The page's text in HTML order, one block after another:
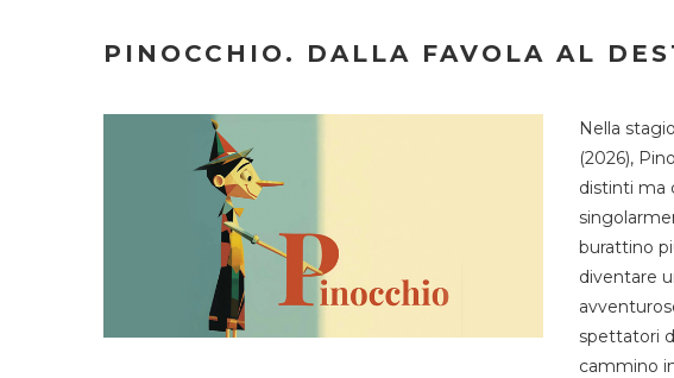
PINOCCHIO. DALLA FAVOLA AL
Nella
(2026),
distinti ma
burattino
diventare
spettatori
cammino